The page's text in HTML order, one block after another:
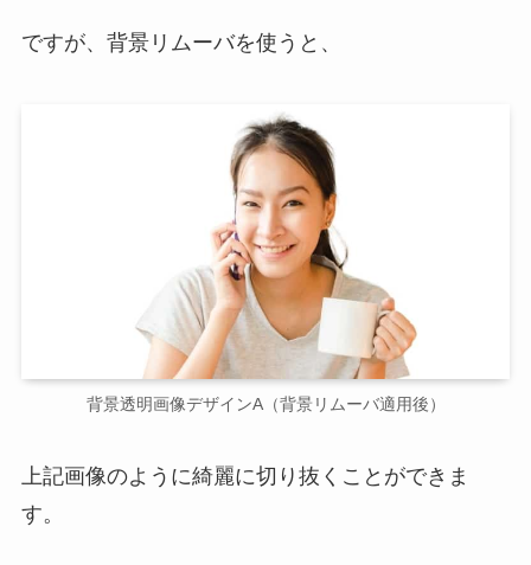
ですが、背景リムーバを使うと、
背景透明画像デザインA（背景リムーバ適用後）
上記画像のように綺麗に切り抜くことができま
す。